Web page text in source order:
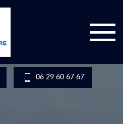
06 29 60 67 67